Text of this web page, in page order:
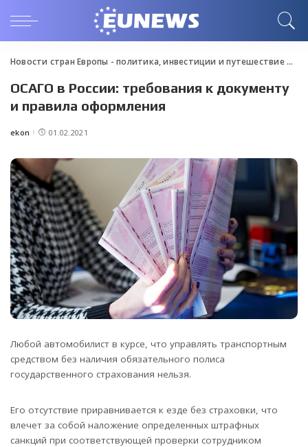
Новости стран Европы - политика, инвестиции и путешествие>
ОСАГО в России: требования к документу
и правила оформления
Posted
ekon 01.02.2021
Любой автомобилист в курсе, что управлять транспортным
средством без наличия обязательного полиса
государственного страхования нельзя.
Его отсутствие приравнивается к езде без страховки, что
влечет за собой наложение определенных штрафных
санкций при соответствующей проверки сотрудником